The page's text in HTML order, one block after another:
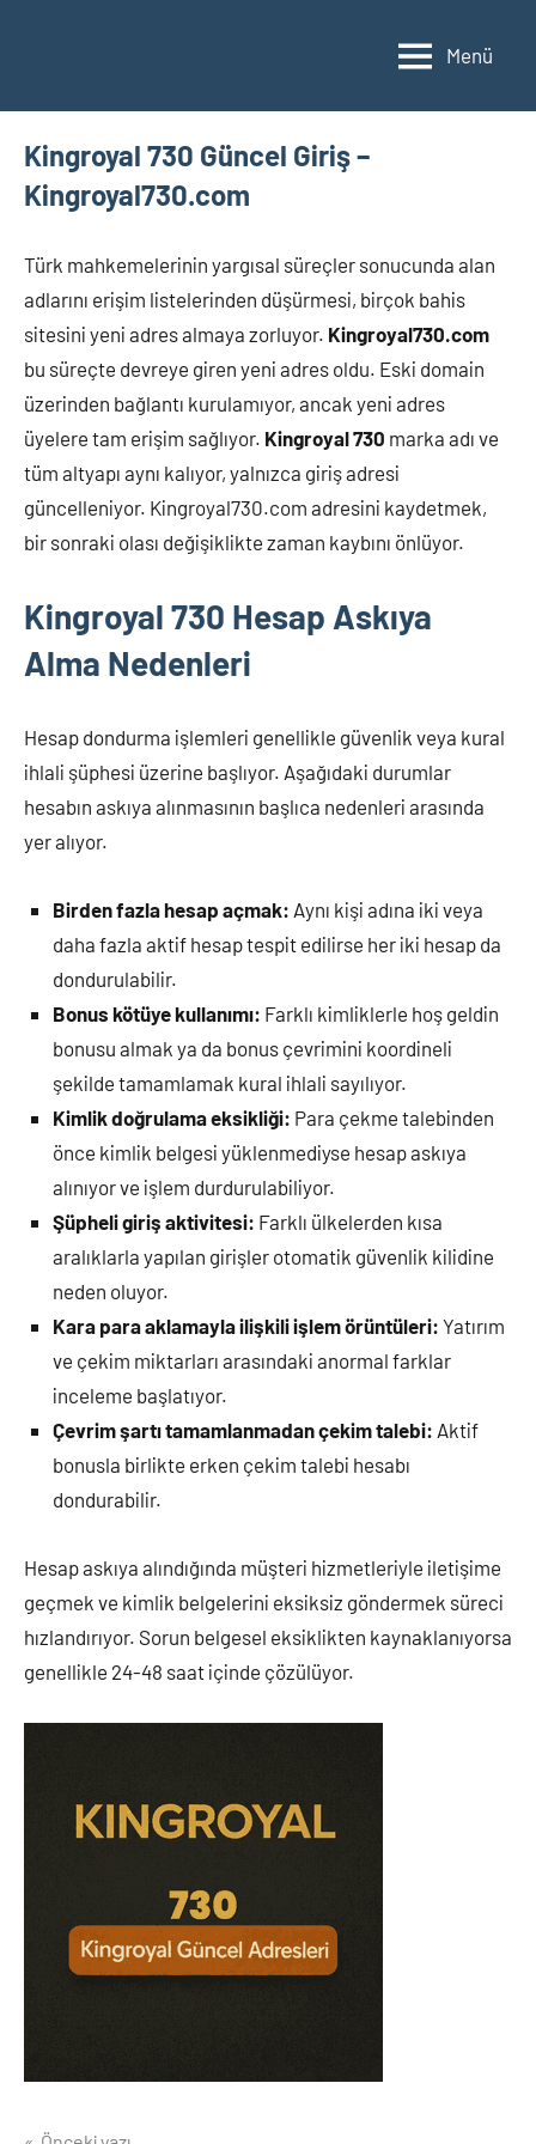
Menü
Kingroyal 730 Güncel Giriş –
Kingroyal730.com
Türk mahkemelerinin yargısal süreçler sonucunda alan
adlarını erişim listelerinden düşürmesi, birçok bahis
sitesini yeni adres almaya zorluyor. Kingroyal730.com
bu süreçte devreye giren yeni adres oldu. Eski domain
üzerinden bağlantı kurulamıyor, ancak yeni adres
üyelere tam erişim sağlıyor. Kingroyal 730 marka adı ve
tüm altyapı aynı kalıyor, yalnızca giriş adresi
güncelleniyor. Kingroyal730.com adresini kaydetmek,
bir sonraki olası değişiklikte zaman kaybını önlüyor.
Kingroyal 730 Hesap Askıya
Alma Nedenleri
Hesap dondurma işlemleri genellikle güvenlik veya kural
ihlali şüphesi üzerine başlıyor. Aşağıdaki durumlar
hesabın askıya alınmasının başlıca nedenleri arasında
yer alıyor.
Birden fazla hesap açmak: Aynı kişi adına iki veya
daha fazla aktif hesap tespit edilirse her iki hesap da
dondurulabilir.
Bonus kötüye kullanımı: Farklı kimliklerle hoş geldin
bonusu almak ya da bonus çevrimini koordineli
şekilde tamamlamak kural ihlali sayılıyor.
Kimlik doğrulama eksikliği: Para çekme talebinden
önce kimlik belgesi yüklenmediyse hesap askıya
alınıyor ve işlem durdurulabiliyor.
Şüpheli giriş aktivitesi: Farklı ülkelerden kısa
aralıklarla yapılan girişler otomatik güvenlik kilidine
neden oluyor.
Kara para aklamayla ilişkili işlem örüntüleri: Yatırım
ve çekim miktarları arasındaki anormal farklar
inceleme başlatıyor.
Çevrim şartı tamamlanmadan çekim talebi: Aktif
bonusla birlikte erken çekim talebi hesabı
dondurabilir.
Hesap askıya alındığında müşteri hizmetleriyle iletişime
geçmek ve kimlik belgelerini eksiksiz göndermek süreci
hızlandırıyor. Sorun belgesel eksiklikten kaynaklanıyorsa
genellikle 24-48 saat içinde çözülüyor.